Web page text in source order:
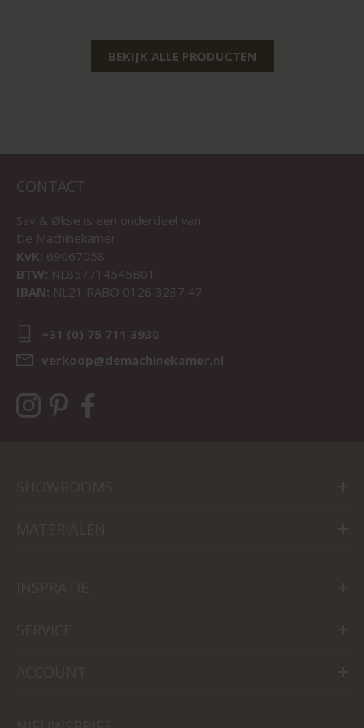
BEKIJK ALLE PRODUCTEN
CONTACT
Sav & Økse is een onderdeel van
De Machinekamer
KvK: 69067058
BTW: NL857714545B01
IBAN: NL21 RABO 0126 3237 47
+31 (0) 75 711 3930
verkoop@demachinekamer.nl